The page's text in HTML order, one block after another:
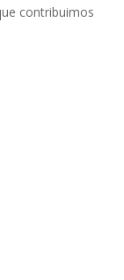
contribuimos